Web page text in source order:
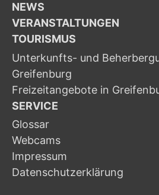
NEWS
VERANSTALTUNGEN
TOURISMUS
Unterkunfts- und
Greifenburg
Freizeitangebote in
SERVICE
Glossar
Webcams
Impressum
Datenschutzerklärung